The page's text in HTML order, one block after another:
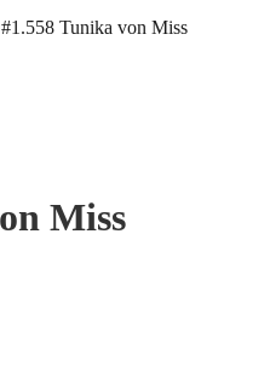
#1.558 Tunika von Miss
Miss